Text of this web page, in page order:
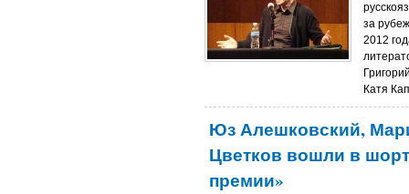
за
2012
Катя
Юз Алешковский,
Цветков вошли в
премии»